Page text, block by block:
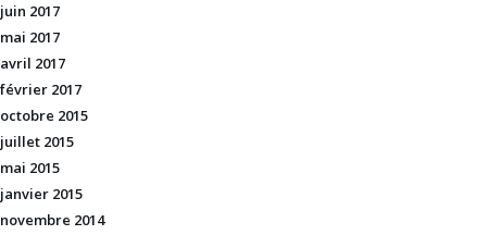
juin 2017
mai 2017
avril 2017
février 2017
octobre 2015
juillet 2015
mai 2015
janvier 2015
novembre 2014